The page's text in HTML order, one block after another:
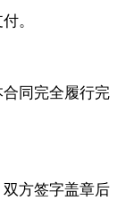
。
同完全履行完
方签字盖章后